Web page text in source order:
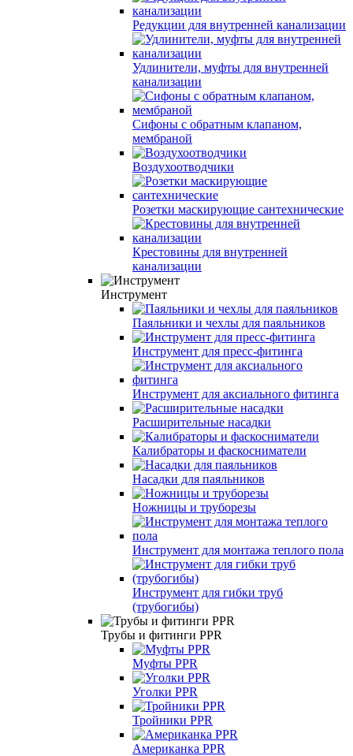
Редукции для внутренней канализации
Удлинители, муфты для внутренней
канализации
Сифоны с обратным клапаном,
мембраной
Воздухоотводчики
Розетки маскирующие сантехнические
Крестовины для внутренней
канализации
Инструмент
Паяльники и чехлы для паяльников
Инструмент для пресс-фитинга
Инструмент для аксиального фитинга
Расширительные насадки
Калибраторы и фаскосниматели
Насадки для паяльников
Ножницы и труборезы
Инструмент для монтажа теплого пола
Инструмент для гибки труб
(трубогибы)
Трубы и фитинги PPR
Муфты PPR
Уголки PPR
Тройники PPR
Американка PPR